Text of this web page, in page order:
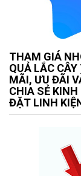
THAM GIÁ
QUẢ LẮC
MÃI, ƯU ĐÃI
CHIA SẺ
ĐẶT LINH